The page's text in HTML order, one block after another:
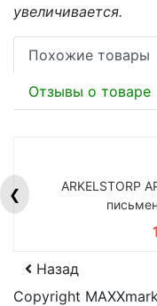
увеличивается.
Похожие товары
Отзывы о товаре
❮
Назад
Copyright